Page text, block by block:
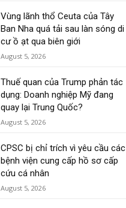
Vùng lãnh thổ Ceuta của Tây
Ban Nha quá tải sau làn sóng di
cư ồ ạt qua biên giới
August 5, 2026
Thuế quan của Trump phản tác
dụng: Doanh nghiệp Mỹ đang
quay lại Trung Quốc?
August 5, 2026
CPSC bị chỉ trích vì yêu cầu các
bệnh viện cung cấp hồ sơ cấp
cứu cá nhân
August 5, 2026